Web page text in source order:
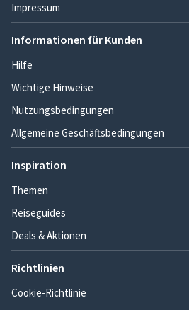
Impressum
Informationen für Kunden
Hilfe
Wichtige Hinweise
Nutzungsbedingungen
Allgemeine Geschäftsbedingungen
Inspiration
Themen
Reiseguides
Deals & Aktionen
Richtlinien
Cookie-Richtlinie